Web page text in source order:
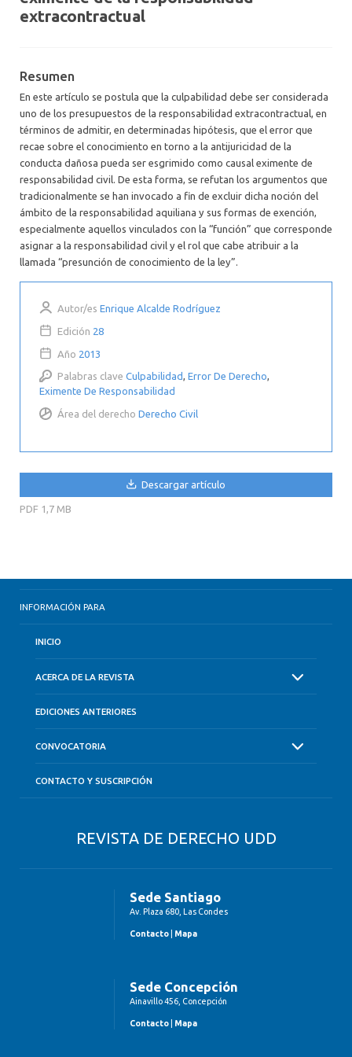
extracontractual
Resumen
En este artículo se postula que la culpabilidad debe ser considerada
uno de los presupuestos de la responsabilidad extracontractual, en
términos de admitir, en determinadas hipótesis, que el error que
recae sobre el conocimiento en torno a la antijuricidad de la
conducta dañosa pueda ser esgrimido como causal eximente de
responsabilidad civil. De esta forma, se refutan los argumentos que
tradicionalmente se han invocado a fin de excluir dicha noción del
ámbito de la responsabilidad aquiliana y sus formas de exención,
especialmente aquellos vinculados con la “función” que corresponde
asignar a la responsabilidad civil y el rol que cabe atribuir a la
llamada “presunción de conocimiento de la ley”.
Autor/es Enrique Alcalde Rodríguez
Edición 28
Año 2013
Palabras clave Culpabilidad, Error De Derecho,
Eximente De Responsabilidad
Área del derecho Derecho Civil
Descargar artículo
PDF 1,7 MB
INFORMACIÓN PARA
INICIO
ACERCA DE LA REVISTA
EDICIONES ANTERIORES
CONVOCATORIA
CONTACTO Y SUSCRIPCIÓN
REVISTA DE DERECHO UDD
Sede Santiago
Av. Plaza 680, Las Condes
Contacto Mapa
Sede Concepción
Ainavillo 456, Concepción
Contacto Mapa